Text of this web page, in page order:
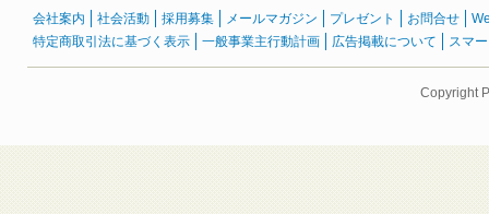
会社案内 社会活動 採用募集 メールマガジン プレゼント お問合せ
特定商取引法に基づく表示
一般事業主行動計画 広告掲載について スマ
Copyright